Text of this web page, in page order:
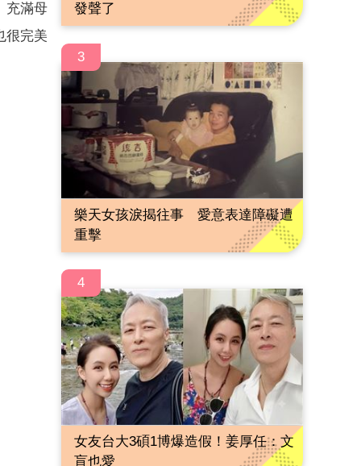
充滿母
很完美
發聲了
3
樂天女孩淚揭往事 愛意表達障礙遭
重擊
4
女友台大3碩1博爆造假！姜厚任：文
盲也愛